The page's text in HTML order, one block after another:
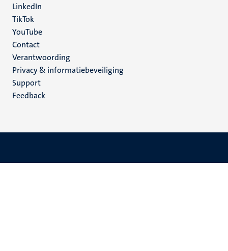
LinkedIn
TikTok
YouTube
Menu
footer
(NL)
Contact
Verantwoording
Privacy & informatiebeveiliging
Support
Feedback